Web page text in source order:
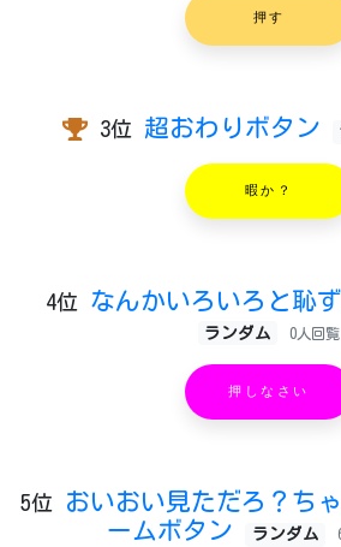
押す
3位 超おわりボタン
暇か？
4位 なんかいろいろと恥
ランダム 0人回覧
押しなさい
5位
おいおい見ただろ？ち
ームボタン
ランダム